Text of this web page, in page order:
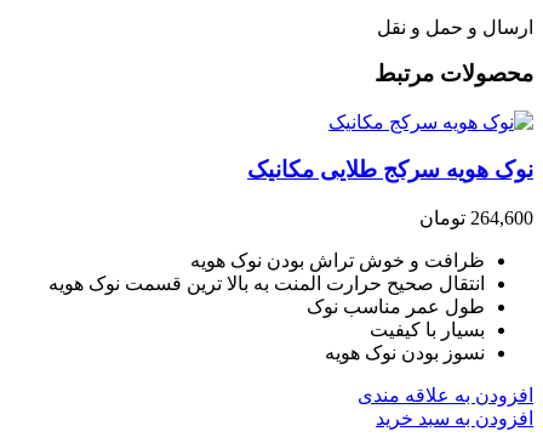
ارسال و حمل و نقل
محصولات مرتبط
نوک هویه سرکج طلایی مکانیک
264,600 تومان
ظرافت و خوش تراش بودن نوک هویه
انتقال صحیح حرارت المنت به بالا ترین قسمت نوک هویه
طول عمر مناسب نوک
بسیار با کیفیت
نسوز بودن نوک هویه
افزودن به علاقه مندی
افزودن به سبد خرید